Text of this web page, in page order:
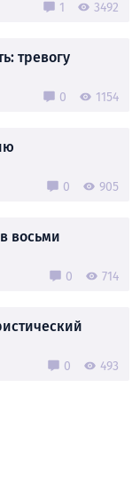
1 3492
тревогу
0 1154
0 905
восьми
0 714
0 493